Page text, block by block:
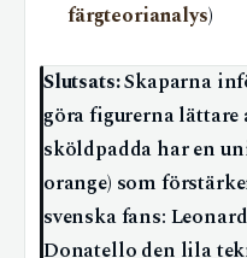
färgteorianalys)
Slutsats:Skaparna
göra figurerna
sköldpadda har en
orange) som
svenska fans:
Donatello den lila